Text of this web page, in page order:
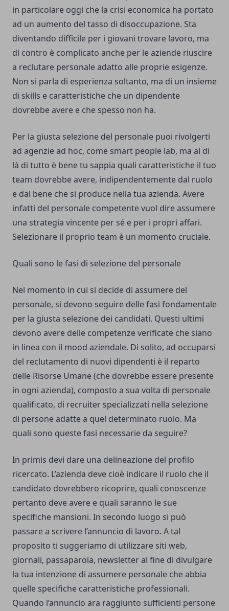
in particolare oggi che la crisi economica ha portato
ad un aumento del tasso di disoccupazione. Sta
diventando difficile per i giovani trovare lavoro, ma
di contro è complicato anche per le aziende riuscire
a reclutare personale adatto alle proprie esigenze.
Non si parla di esperienza soltanto, ma di un insieme
di skills e caratteristiche che un dipendente
dovrebbe avere e che spesso non ha.
Per la giusta selezione del personale puoi rivolgerti
ad agenzie ad hoc, come smart people lab, ma al di
là di tutto è bene tu sappia quali caratteristiche il tuo
team dovrebbe avere, indipendentemente dal ruolo
e dal bene che si produce nella tua azienda. Avere
infatti del personale competente vuol dire assumere
una strategia vincente per sé e per i propri affari.
Selezionare il proprio team è un momento cruciale.
Quali sono le fasi di selezione del personale
Nel momento in cui si decide di assumere del
personale, si devono seguire delle fasi fondamentale
per la giusta selezione dei candidati. Questi ultimi
devono avere delle competenze verificate che siano
in linea con il mood aziendale. Di solito, ad occuparsi
del reclutamento di nuovi dipendenti è il reparto
delle Risorse Umane (che dovrebbe essere presente
in ogni azienda), composto a sua volta di personale
qualificato, di recruiter specializzati nella selezione
di persone adatte a quel determinato ruolo. Ma
quali sono queste fasi necessarie da seguire?
In primis devi dare una delineazione del profilo
ricercato. L’azienda deve cioè indicare il ruolo che il
candidato dovrebbero ricoprire, quali conoscenze
pertanto deve avere e quali saranno le sue
specifiche mansioni. In secondo luogo si può
passare a scrivere l’annuncio di lavoro. A tal
proposito ti suggeriamo di utilizzare siti web,
giornali, passaparola, newsletter al fine di divulgare
la tua intenzione di assumere personale che abbia
quelle specifiche caratteristiche professionali.
Quando l’annuncio ara raggiunto sufficienti persone